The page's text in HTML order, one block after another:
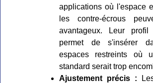
applications où l'espace
les contre-écrous
avantageux. Leur
permet de s'insérer
espaces restreints où
standard serait trop
Ajustement précis :